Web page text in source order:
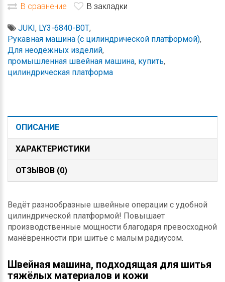
В сравнение В закладки
JUKI, LY3-6840-B0T,
Рукавная машина (с цилиндрической платформой),
Для неодёжных изделий,
промышленная швейная машина, купить,
цилиндрическая платформа
ОПИСАНИЕ
ХАРАКТЕРИСТИКИ
ОТЗЫВОВ (0)
Ведёт разнообразные швейные операции с удобной
цилиндрической платформой! Повышает
производственные мощности благодаря превосходной
манёвренности при шитье с малым радиусом.
Швейная машина, подходящая для шитья
тяжёлых материалов и кожи